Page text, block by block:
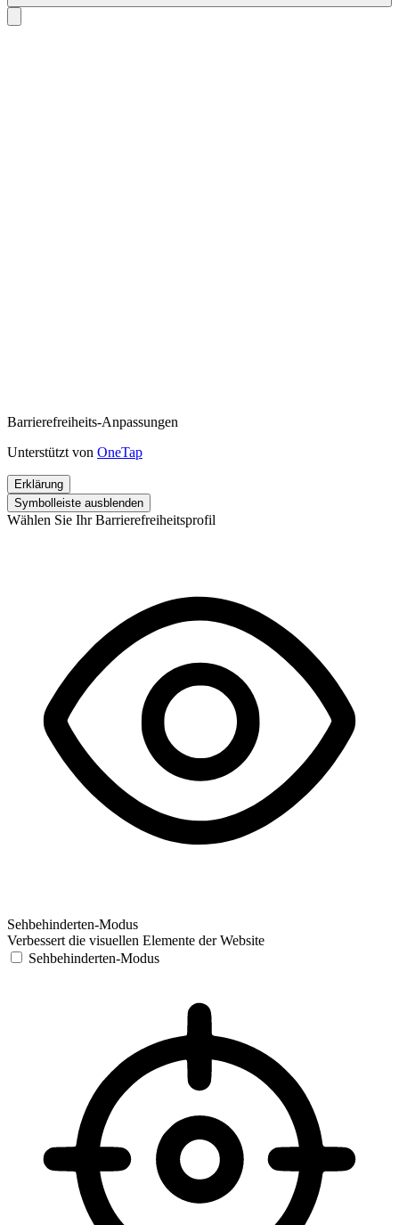
Barrierefreiheits-Anpassungen
Unterstützt von OneTap
Erklärung
Symbolleiste ausblenden
Wählen Sie Ihr Barrierefreiheitsprofil
Sehbehinderten-Modus
Verbessert die visuellen Elemente der Website
Sehbehinderten-Modus